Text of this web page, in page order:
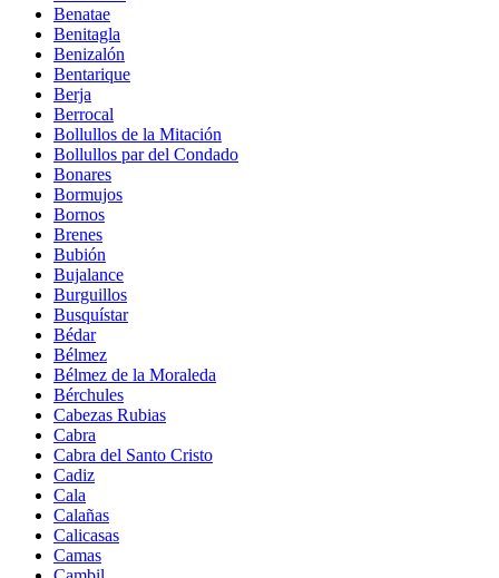
Benatae
Benitagla
Benizalón
Bentarique
Berja
Berrocal
Bollullos de la Mitación
Bollullos par del Condado
Bonares
Bormujos
Bornos
Brenes
Bubión
Bujalance
Burguillos
Busquístar
Bédar
Bélmez
Bélmez de la Moraleda
Bérchules
Cabezas Rubias
Cabra
Cabra del Santo Cristo
Cadiz
Cala
Calañas
Calicasas
Camas